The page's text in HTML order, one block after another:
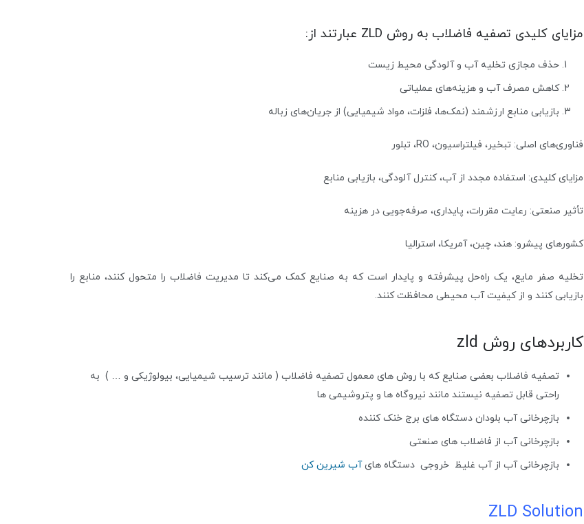
مزایای کلیدی تصفیه فاضلاب به روش ZLD عبارتند از:
حذف مجازی تخلیه آب و آلودگی محیط زیست
کاهش مصرف آب و هزینه‌های عملیاتی
بازیابی منابع ارزشمند (نمک‌ها، فلزات، مواد شیمیایی) از جریان‌های زباله
فناوری‌های اصلی: تبخیر، فیلتراسیون، RO، تبلور
مزایای کلیدی: استفاده مجدد از آب، کنترل آلودگی، بازیابی منابع
تأثیر صنعتی: رعایت مقررات، پایداری، صرفه‌جویی در هزینه
کشورهای پیشرو: هند، چین، آمریکا، استرالیا
تخلیه صفر مایع، یک راه‌حل پیشرفته و پایدار است که به صنایع کمک می‌کند تا مدیریت فاضلاب را متحول کنند، منابع را
بازیابی کنند و از کیفیت آب محیطی محافظت کنند.
کاربردهای روش zld
تصفیه فاضلاب بعضی صنایع که با روش های معمول تصفیه فاضلاب ( مانند ترسیب شیمیایی، بیولوژیکی و … ) به
راحتی قابل تصفیه نیستند مانند نیروگاه ها و پتروشیمی ها
بازچرخانی آب بلودان دستگاه های برج خنک کننده
بازچرخانی آب از فاضلاب های صنعتی
بازچرخانی آب از آب غلیظ خروجی دستگاه هایآب شیرین کن
ZLD Solution